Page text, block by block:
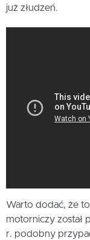
już złudzeń.
Warto dodać, że
motorniczy został
r. podobny